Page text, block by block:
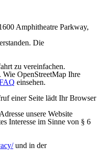
Amphitheatre Parkway,
Die
zu vereinfachen.
OpenStreetMap Ihre
einsehen.
einer Seite lädt Ihr Browser
unsere Website
Interesse im Sinne von § 6
und in der